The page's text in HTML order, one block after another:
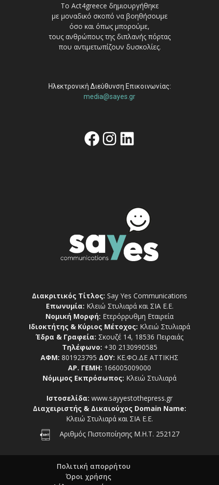
Το Act4greece δημιουργήθηκε
με μοναδικό σκοπό να βοηθήσουμε
όσο και όπως μπορούμε,
τους ανθρώπους της διπλανής πόρτας
που αντιμετωπίζουν δυσκολίες.
Ηλεκτρονική Διεύθυνση Επικοινωνίας:
media@sayes.gr
Facebook
Instagram
Linkedin
Διακριτικός Τίτλος: Say Yes Communications
Επωνυμία: Κλειώ Στυλιαρά και ΣΙΑ Ε.Ε.
Νομική Μορφή: Ετερόρρυθμη Εταιρεία
Ιδιοκτήτης & Κύριος Μέτοχος: Κλειώ Στυλιαρά
Έδρα & Γραφεία: Σκουζέ 14, 18536 Πειραιάς
Τηλέφωνο: +30 2130990585
ΑΦΜ: 801923795 ΔΟΥ: ΚΕ.ΦΟ.ΔΕ ΑΤΤΙΚΗΣ
ΑΡ. ΓΕΜΗ: 166005009000
Νόμιμος Εκπρόσωπος: Κλειώ Στυλιαρά
Ιστοσελίδα: www.sayyestothepress.gr
Διαχειριστής & Δικαιούχος Domain Name:
Κλειώ Στυλιαρά και ΣΙΑ Ε.Ε.
Αριθμός Πιστοποίησης Μ.Η.Τ. 252127
Πολιτική απορρήτου
Όροι χρήσης